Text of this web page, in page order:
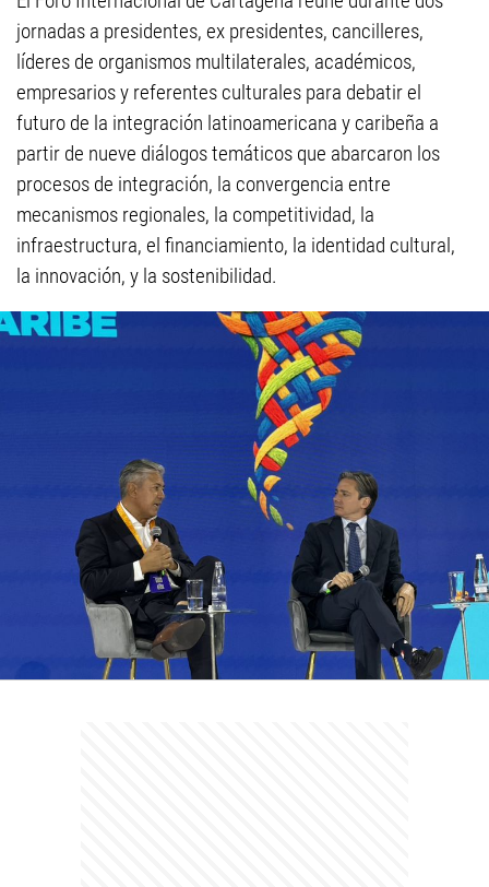
jornadas a presidentes, ex presidentes, cancilleres,
líderes de organismos multilaterales, académicos,
empresarios y referentes culturales para debatir el
futuro de la integración latinoamericana y caribeña a
partir de nueve diálogos temáticos que abarcaron los
procesos de integración, la convergencia entre
mecanismos regionales, la competitividad, la
infraestructura, el financiamiento, la identidad cultural,
la innovación, y la sostenibilidad.